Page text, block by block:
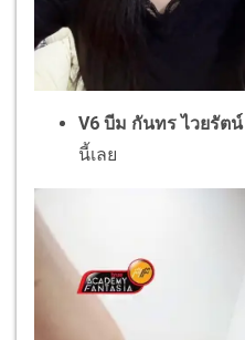
V6 บีม กันทร ไวยรัตน์
นี้เลย